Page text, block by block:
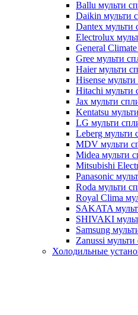
Ballu мульти
Daikin мульти
Dantex мульти
Electrolux
General
Gree мульти
Haier мульти
Hisense
Hitachi мульти
Jax мульти
Kentatsu
LG мульти
Leberg мульти
MDV мульти
Midea мульти
Mitsubishi
Panasonic
Roda мульти
Royal Clima
SAKATA
SHIVAKI
Samsung
Zanussi
Холодильные